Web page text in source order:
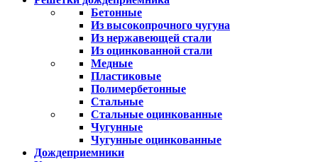
Бетонные
Из высокопрочного чугуна
Из нержавеющей стали
Из оцинкованной стали
Медные
Пластиковые
Полимербетонные
Стальные
Стальные оцинкованные
Чугунные
Чугунные оцинкованные
Дождеприемники